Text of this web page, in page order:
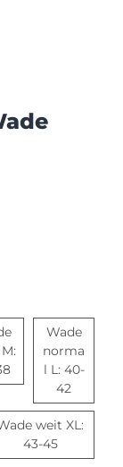
M: 38-39
Wade weit M: 38-
Wade
norma
l L: 40-
42
XL: 43-45
weit XL:
43-45Wade